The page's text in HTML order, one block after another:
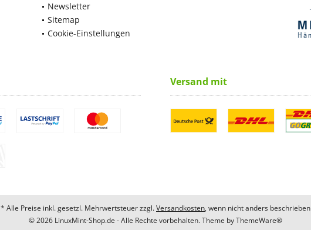
Newsletter
Sitemap
Cookie-Einstellungen
Versand mit
* Alle Preise inkl. gesetzl. Mehrwertsteuer zzgl.Versandkosten, wenn nicht anders beschrieben
© 2026 LinuxMint-Shop.de - Alle Rechte vorbehalten. Theme byThemeWare®